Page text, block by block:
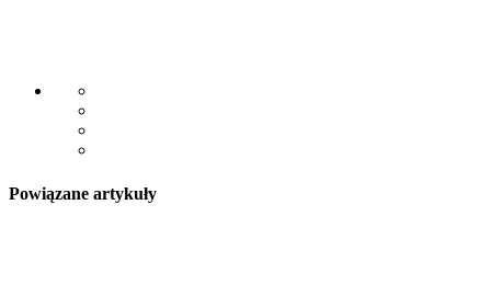
Powiązane artykuły